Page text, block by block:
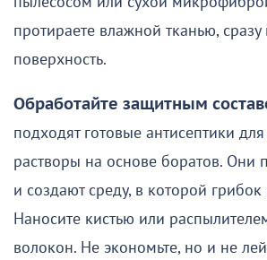
протираете влажной тканью, сразу
поверхность.
Обработайте защитным
подходят готовые антисептики
растворы на основе боратов. Они
и создают среду, в которой грибок
Наносите кистью или
волокон. Не экономьте, но и не